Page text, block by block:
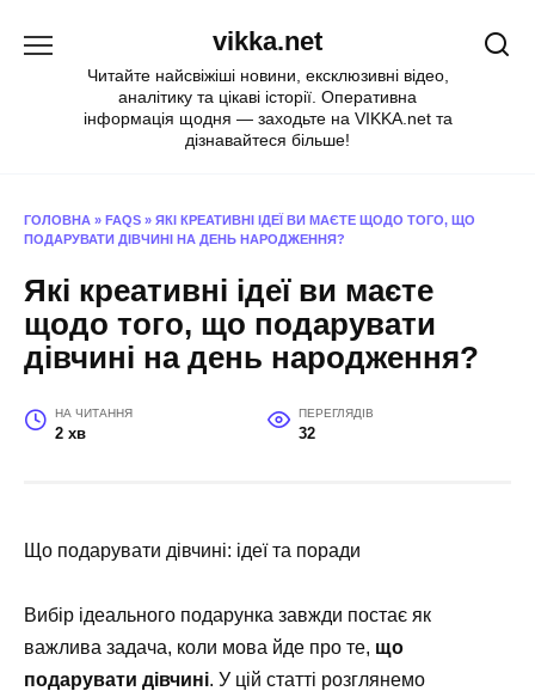
vikka.net
Читайте найсвіжіші новини, ексклюзивні відео,
аналітику та цікаві історії. Оперативна
інформація щодня — заходьте на VIKKA.net та
дізнавайтеся більше!
ГОЛОВНА » FAQS » ЯКІ КРЕАТИВНІ ІДЕЇ ВИ МАЄТЕ ЩОДО ТОГО, ЩО
ПОДАРУВАТИ ДІВЧИНІ НА ДЕНЬ НАРОДЖЕННЯ?
Які креативні ідеї ви маєте
щодо того, що подарувати
дівчині на день народження?
НА ЧИТАННЯ
2 хв
ПЕРЕГЛЯДІВ
32
Що подарувати дівчині: ідеї та поради
Вибір ідеального подарунка завжди постає як
важлива задача, коли мова йде про те, що
подарувати дівчині. У цій статті розглянемо